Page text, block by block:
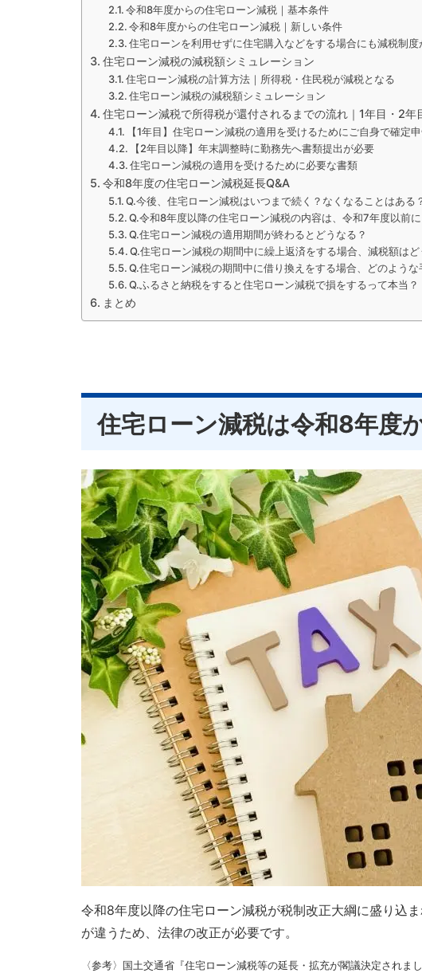
令和8年度からの住宅ローン減税｜基本条件
令和8年度からの住宅ローン減税｜新しい条件
住宅ローンを利用せずに住宅購入などをする場合にも減税制度
住宅ローン減税の減税額シミュレーション
住宅ローン減税の計算方法｜所得税・住民税が減税となる
住宅ローン減税の減税額シミュレーション
住宅ローン減税で所得税が還付されるまでの流れ｜1年目・2年
【1年目】住宅ローン減税の適用を受けるためにご自身で確定
【2年目以降】年末調整時に勤務先へ書類提出が必要
住宅ローン減税の適用を受けるために必要な書類
令和8年度の住宅ローン減税延長Q&A
Q.今後、住宅ローン減税はいつまで続く？なくなることはある
Q.令和8年度以降の住宅ローン減税の内容は、令和7年度以前
Q.住宅ローン減税の適用期間が終わるとどうなる？
Q.住宅ローン減税の期間中に繰上返済をする場合、減税額はど
Q.住宅ローン減税の期間中に借り換えをする場合、どのような
Q.ふるさと納税をすると住宅ローン減税で損をするって本当？
まとめ
住宅ローン減税は令和8年度
令和8年度以降の住宅ローン減税が税制改正大綱に盛り込
が違うため、法律の改正が必要です。
〈参考〉国土交通省『住宅ローン減税等の延長・拡充が閣議決定されま